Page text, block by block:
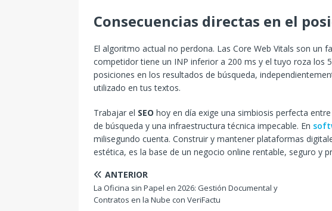
Consecuencias directas en el
El algoritmo actual no perdona. Las Core Web Vitals son un
competidor tiene un INP inferior a 200 ms y el tuyo roza los
posiciones en los resultados de búsqueda,
utilizado en tus textos.
Trabajar el SEO hoy en día exige una simbiosis perfecta
de búsqueda y una infraestructura técnica impecable. En
milisegundo cuenta. Construir y mantener plataformas
estética, es la base de un negocio online rentable, seguro y
ANTERIOR
La Oficina sin Papel en 2026: Gestión Documental y
Contratos en la Nube con VeriFactu